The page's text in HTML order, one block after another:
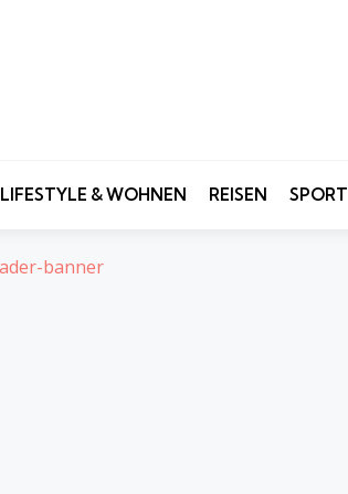
LIFESTYLE & WOHNEN REISEN SPORT